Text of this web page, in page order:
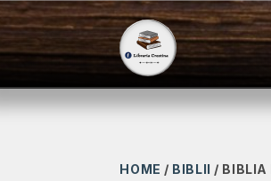
HOME / BIBLII / BIBLIA